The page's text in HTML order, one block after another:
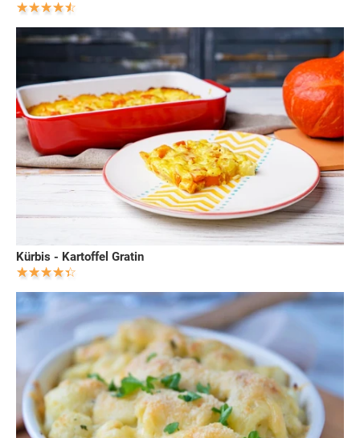
Kürbis - Kartoffel Gratin